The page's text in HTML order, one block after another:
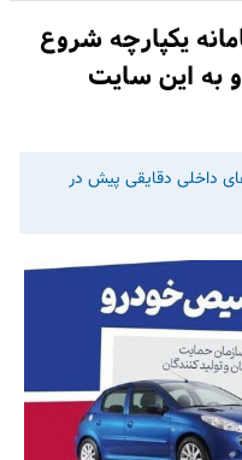
یکپارچه شروع
به این سایت
داخلی دقایقی پیش در